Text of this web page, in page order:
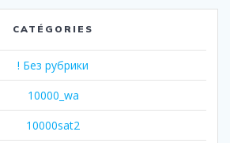
CATÉGORIES
! Без рубрики
10000_wa
10000sat2